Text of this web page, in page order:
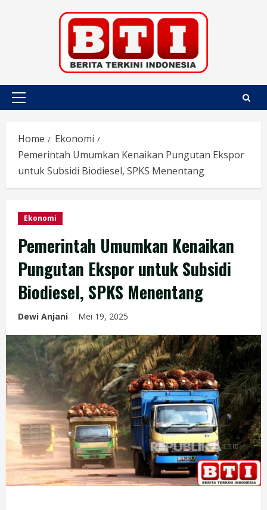
Primary
Home
Ekonomi
Pemerintah Umumkan Kenaikan Pungutan Ekspor
untuk Subsidi Biodiesel, SPKS Menentang
Ekonomi
Pemerintah Umumkan Kenaikan
Pungutan Ekspor untuk Subsidi
Biodiesel, SPKS Menentang
Dewi Anjani Mei 19, 2025